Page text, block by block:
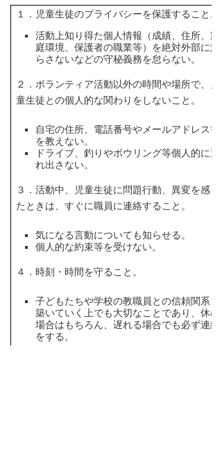
１．児童生徒のプライバシーを保護すること。
活動上知り得た個人情報（成績、住所、家
庭環境、保護者の職業等）を絶対外部に漏
らさないなどの守秘義務を怠らない。
２．ボランティア活動以外の時間や場所で、児
童生徒との個人的な関わりをしないこと。
自宅の住所、電話番号やメールアドレス等
を教えない。
ドライブ、釣りやボウリング等個人的に連
れ出さない。
３．活動中、児童生徒に問題行動、異変を感じ
たときは、すぐに職員に連絡すること。
気になる言動についても知らせる。
個人的な約束等を受けない。
４．時刻・時間を守ること。
子どもたちや学校の教職員との信頼関系を
築いていく上でも大切なことであり、休む
場合はもちろん、遅れる場合でも必ず連絡
をする。